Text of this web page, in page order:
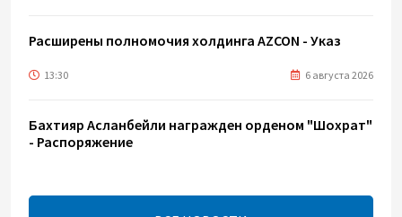
Расширены полномочия холдинга AZCON - Указ
13:30 6 августа 2026
Бахтияр Асланбейли награжден орденом "Шохрат"
- Распоряжение